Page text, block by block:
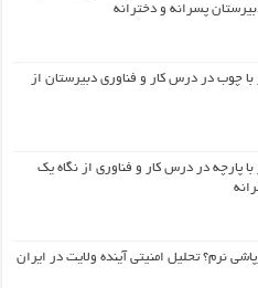
پسرانه و دخترانه
چوب در درس کار و فناوری دبیرستان از
پارچه در درس کار و فناوری از نگاه یک
نرم؟ تحلیل امنیتی آینده ولایت در ایران